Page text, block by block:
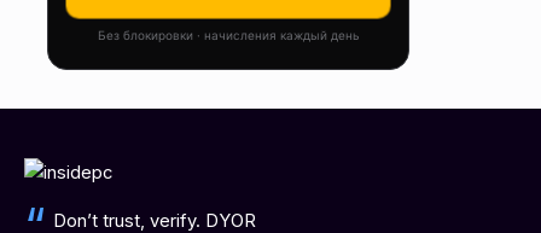
Без блокировки · начисления каждый день
Don’t trust, verify. DYOR